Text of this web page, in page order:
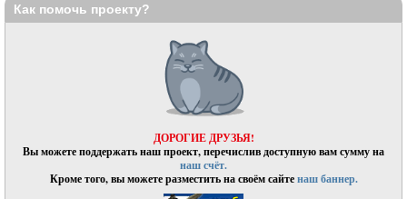
Как помочь проекту?
ДОРОГИЕ ДРУЗЬЯ!
Вы можете поддержать наш проект, перечислив доступную вам сумму на
наш счёт.
Кроме того, вы можете разместить на своём сайтенаш баннер.